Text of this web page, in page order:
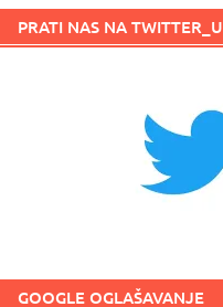
PRATI NAS NA TWITTER_U
GOOGLE OGLAŠAVANJE